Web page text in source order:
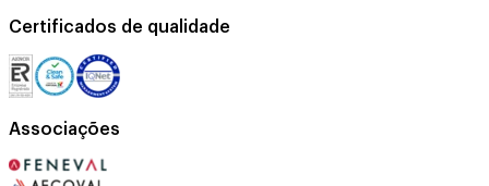
Certificados de qualidade
Associações